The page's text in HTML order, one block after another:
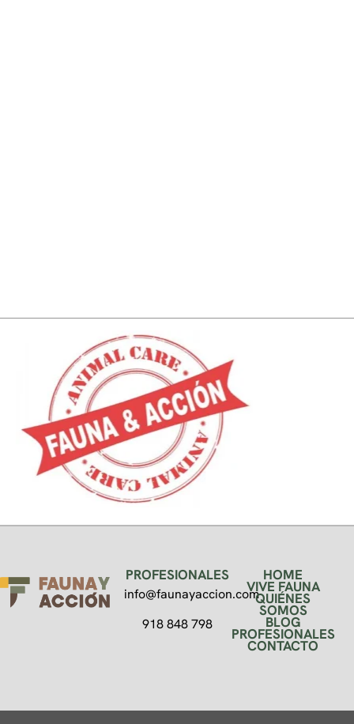
PROFESIONALES
info@faunayaccion.com
918 848 798
HOME
VIVE FAUNA
QUIÉNES
SOMOS
BLOG
PROFESIONALES
CONTACTO